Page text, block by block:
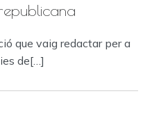
que vaig redactar per a
de[…]